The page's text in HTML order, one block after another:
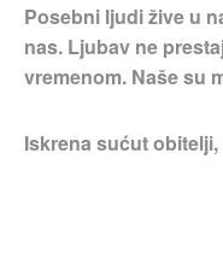
Posebni ljudi žive u
nas. Ljubav ne
vremenom. Naše su
Iskrena sućut